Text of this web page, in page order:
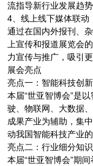
流指导新行业发展趋
4、线上线下媒体联动
通过在国内外报刊、
上宣传和报道展览会
力宣传与推广，吸引
展会亮点
亮点一：智能科技创
本届“世亚智博会”是
驶、物联网、大数据
成果产业为辅助，集
动我国智能科技产业
亮点二：行业细分知
本届“世亚智博会”期